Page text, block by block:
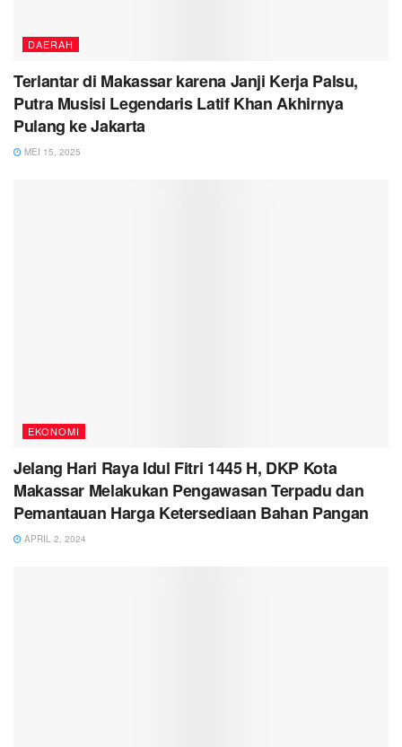
DAERAH
Terlantar di Makassar karena Janji Kerja Palsu,
Putra Musisi Legendaris Latif Khan Akhirnya
Pulang ke Jakarta
MEI 15, 2025
EKONOMI
Jelang Hari Raya Idul Fitri 1445 H, DKP Kota
Makassar Melakukan Pengawasan Terpadu dan
Pemantauan Harga Ketersediaan Bahan Pangan
APRIL 2, 2024